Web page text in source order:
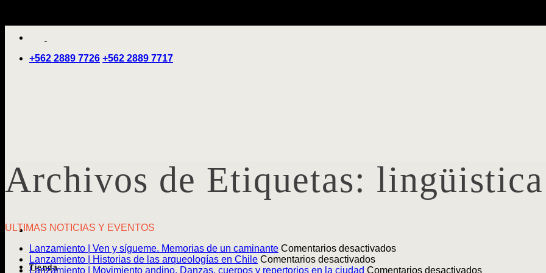
+562 2889 7726 +562 2889 7717
Tienda
Archivos de Etiquetas: lingüistica
ULTIMAS NOTICIAS Y EVENTOS
Lanzamiento | Ven y sígueme. Memorias de un caminante Comentarios desactivadosen
|
Lanzamiento | Historias de las arqueologías en Chile Comentarios desactivadosen
Lanzamiento
Lanzamiento | Movimiento andino. Danzas, cuerpos y repertorios en la ciudad Comentarios desactivadosen